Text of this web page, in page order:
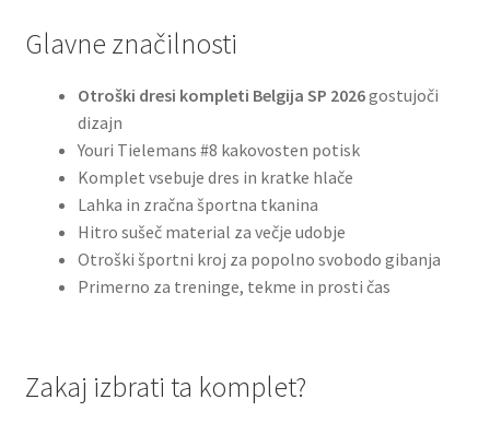
Glavne značilnosti
Otroški dresi kompleti Belgija SP 2026gostujoči
dizajn
Youri Tielemans #8 kakovosten potisk
Komplet vsebuje dres in kratke hlače
Lahka in zračna športna tkanina
Hitro sušeč material za večje udobje
Otroški športni kroj za popolno svobodo gibanja
Primerno za treninge, tekme in prosti čas
Zakaj izbrati ta komplet?